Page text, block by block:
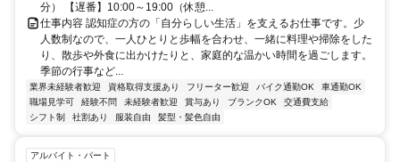
分） 【遅番】10:00～19:00（休憩...
仕事内容 認知症の方の「自分らしい生活」を支えるお仕事です。少
人数制なので、一人ひとりと歩幅を合わせ、一緒に料理や掃除をした
り、散歩や外食に出かけたりと、家庭的な温かい時間を過ごします。
季節の行事など...
業界未経験者歓迎 資格取得支援あり フリーター歓迎 バイク通勤OK
車通勤OK
職場見学可
経験不問 未経験者歓迎 賞与あり ブランクOK
交通費支給
シフト制
社割あり 服装自由 髪型・髪色自由
アルバイト・パート